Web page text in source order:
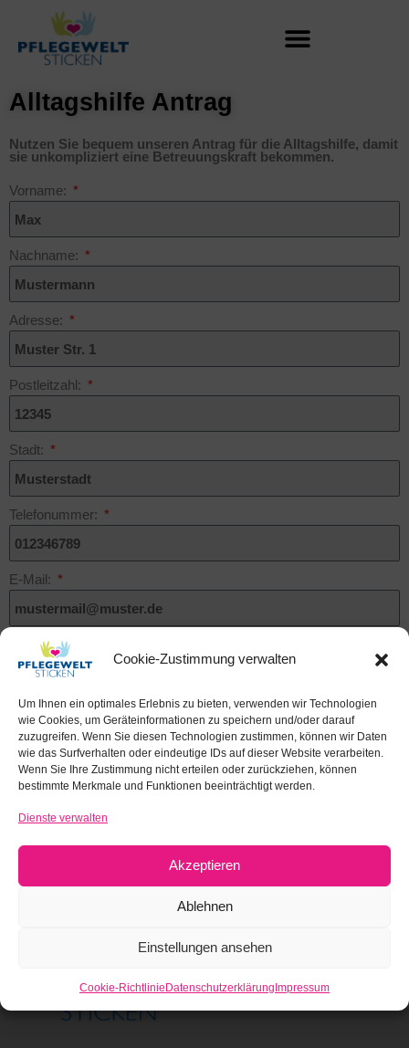
Cookie-Zustimmung verwalten
Um Ihnen ein optimales Erlebnis zu bieten, verwenden wir Technologien
wie Cookies, um Geräteinformationen zu speichern und/oder darauf
zuzugreifen. Wenn Sie diesen Technologien zustimmen, können wir Daten
wie das Surfverhalten oder eindeutige IDs auf dieser Website verarbeiten.
Wenn Sie Ihre Zustimmung nicht erteilen oder zurückziehen, können
bestimmte Merkmale und Funktionen beeinträchtigt werden.
Dienste verwalten
Akzeptieren
Ablehnen
Einstellungen ansehen
Cookie-RichtlinieDatenschutzerklärungImpressum
springen
Alltagshilfe Antrag
Nutzen Sie bequem unseren Antrag für die Alltagshilfe, damit
sie unkompliziert eine Betreuungskraft bekommen.
Vorname:
Nachname:
Adresse:
Postleitzahl:
Stadt:
Telefonummer:
E-Mail:
Krankenkasse:
Krankenversicherungsnummer:
Pflegegrad
Absenden